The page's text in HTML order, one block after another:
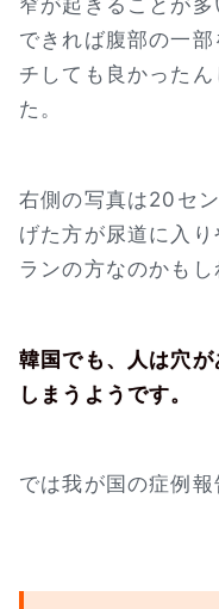
窄が起きることが多
できれば腹部の一
チしても良かった
た。
右側の写真は20セ
げた方が尿道に入
ランの方なのかもし
韓国でも、人は穴
しまうようです。
では我が国の症例報